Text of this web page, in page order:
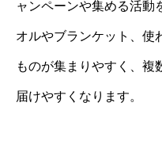
ャンペーンや集める活動
オルやブランケット、使
ものが集まりやすく、複
届けやすくなります。